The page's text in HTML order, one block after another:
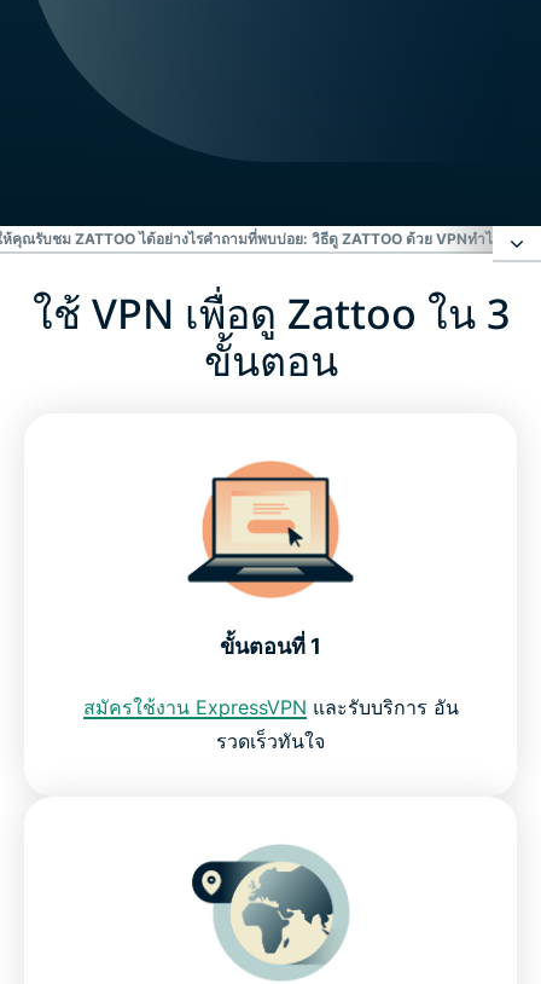
คุณรับชม ZATTOO ได้อย่างไรคำถามที่พบบ่อย: วิธีดู ZATTOO ด้วย VPNทำไมสตรีม
ใช้ VPN เพื่อดู Zattoo ใน 3 ขั้นตอน
รักษาความปลอดภัยการเชื่อมต่อของคุณและสตรีม
VPN ช่วยให้คุณรับชม Zattoo ได้อย่างไร
คำถามที่พบบ่อย: วิธีดู Zattoo ด้วย VPN
ทำไมสตรีมเมอร์ถึงชอบ ExpressVPN
ทำไมต้องใช้ ExpressVPN?
ใช้ VPN เพื่อดู Zattoo ใน 3
ขั้นตอน
ขั้นตอนที่ 1
สมัครใช้งาน ExpressVPN และรับบริการ อัน
รวดเร็วทันใจ